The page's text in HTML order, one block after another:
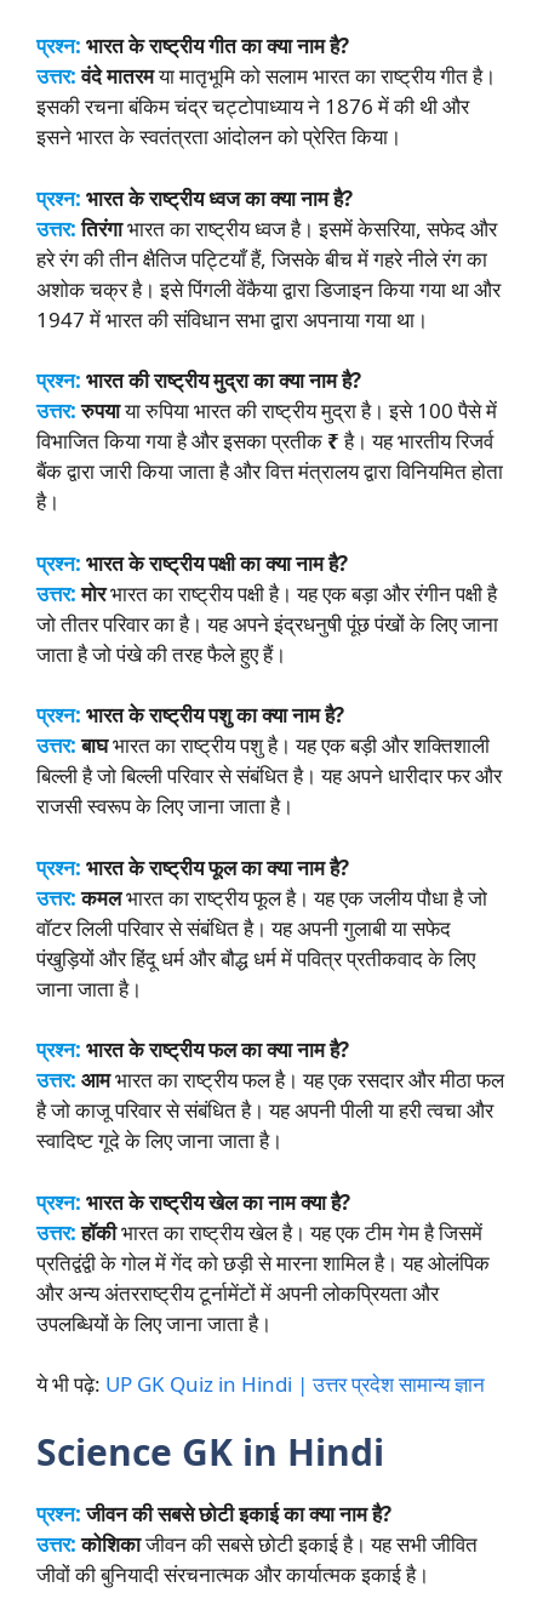
प्रश्न: भारत के राष्ट्रीय गीत का क्या नाम है?
उत्तर: वंदे मातरमया मातृभूमि को सलाम भारत का राष्ट्रीय गीत है।
इसकी रचना बंकिम चंद्र चट्टोपाध्याय ने 1876 में की थी और
इसने भारत के स्वतंत्रता आंदोलन को प्रेरित किया।
प्रश्न: भारत के राष्ट्रीय ध्वज का क्या नाम है?
उत्तर: तिरंगाभारत का राष्ट्रीय ध्वज है। इसमें केसरिया, सफेद और
हरे रंग की तीन क्षैतिज पट्टियाँ हैं, जिसके बीच में गहरे नीले रंग का
अशोक चक्र है। इसे पिंगली वेंकैया द्वारा डिजाइन किया गया था और
1947 में भारत की संविधान सभा द्वारा अपनाया गया था।
प्रश्न: भारत की राष्ट्रीय मुद्रा का क्या नाम है?
उत्तर: रुपयाया रुपिया भारत की राष्ट्रीय मुद्रा है। इसे 100 पैसे में
विभाजित किया गया है और इसका प्रतीक ₹है। यह भारतीय रिजर्व
बैंक द्वारा जारी किया जाता है और वित्त मंत्रालय द्वारा विनियमित होता
है।
प्रश्न: भारत के राष्ट्रीय पक्षी का क्या नाम है?
उत्तर: मोरभारत का राष्ट्रीय पक्षी है। यह एक बड़ा और रंगीन पक्षी है
जो तीतर परिवार का है। यह अपने इंद्रधनुषी पूंछ पंखों के लिए जाना
जाता है जो पंखे की तरह फैले हुए हैं।
प्रश्न: भारत के राष्ट्रीय पशु का क्या नाम है?
उत्तर: बाघभारत का राष्ट्रीय पशु है। यह एक बड़ी और शक्तिशाली
बिल्ली है जो बिल्ली परिवार से संबंधित है। यह अपने धारीदार फर और
राजसी स्वरूप के लिए जाना जाता है।
प्रश्न: भारत के राष्ट्रीय फूल का क्या नाम है?
उत्तर: कमलभारत का राष्ट्रीय फूल है। यह एक जलीय पौधा है जो
वॉटर लिली परिवार से संबंधित है। यह अपनी गुलाबी या सफेद
पंखुड़ियों और हिंदू धर्म और बौद्ध धर्म में पवित्र प्रतीकवाद के लिए
जाना जाता है।
प्रश्न: भारत के राष्ट्रीय फल का क्या नाम है?
उत्तर: आमभारत का राष्ट्रीय फल है। यह एक रसदार और मीठा फल
है जो काजू परिवार से संबंधित है। यह अपनी पीली या हरी त्वचा और
स्वादिष्ट गूदे के लिए जाना जाता है।
प्रश्न: भारत के राष्ट्रीय खेल का नाम क्या है?
उत्तर: हॉकीभारत का राष्ट्रीय खेल है। यह एक टीम गेम है जिसमें
प्रतिद्वंद्वी के गोल में गेंद को छड़ी से मारना शामिल है। यह ओलंपिक
और अन्य अंतरराष्ट्रीय टूर्नामेंटों में अपनी लोकप्रियता और
उपलब्धियों के लिए जाना जाता है।
ये भी पढ़े: UP GK Quiz in Hindi | उत्तर प्रदेश सामान्य ज्ञान
Science GK in Hindi
प्रश्न:जीवन की सबसे छोटी इकाई का क्या नाम है?
उत्तर: कोशिकाजीवन की सबसे छोटी इकाई है। यह सभी जीवित
जीवों की बुनियादी संरचनात्मक और कार्यात्मक इकाई है।